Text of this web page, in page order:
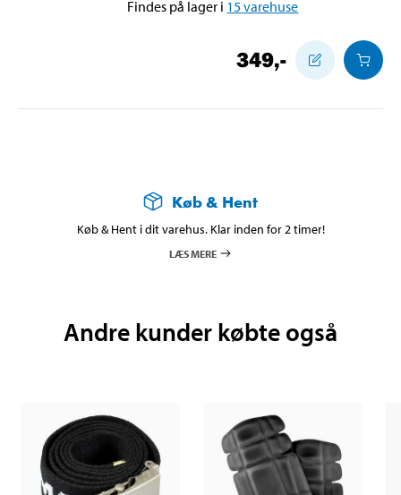
Findes på lager i 15varehuse
349,-
Køb & Hent
Køb & Hent i dit varehus. Klar inden for 2 timer!
LÆS MERE
Andre kunder købte også